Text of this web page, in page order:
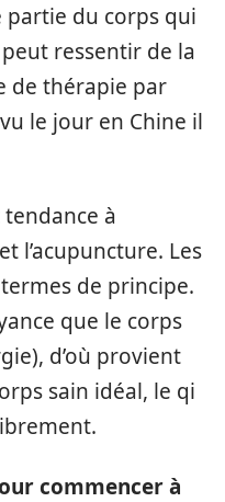
du corps qui
ressentir de la
de thérapie par
le jour en Chine il
à
l’acupuncture. Les
de principe.
que le corps
d’où provient
sain idéal, le qi
commencer à